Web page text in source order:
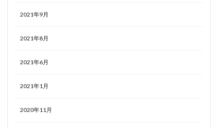
2021年9月
2021年8月
2021年6月
2021年1月
2020年11月